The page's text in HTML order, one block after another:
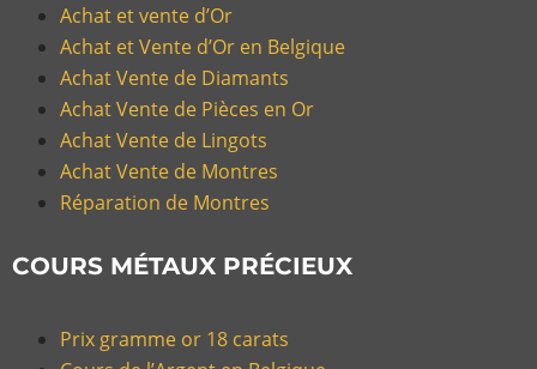
Achat et vente d’Or
Achat et Vente d’Or en Belgique
Achat Vente de Diamants
Achat Vente de Pièces en Or
Achat Vente de Lingots
Achat Vente de Montres
Réparation de Montres
COURS MÉTAUX PRÉCIEUX
Prix gramme or 18 carats